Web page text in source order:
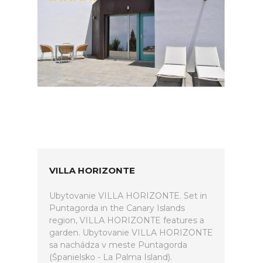
VILLA HORIZONTE
Ubytovanie VILLA HORIZONTE. Set in
Puntagorda in the Canary Islands
region, VILLA HORIZONTE features a
garden. Ubytovanie VILLA HORIZONTE
sa nachádza v meste Puntagorda
(Španielsko - La Palma Island).